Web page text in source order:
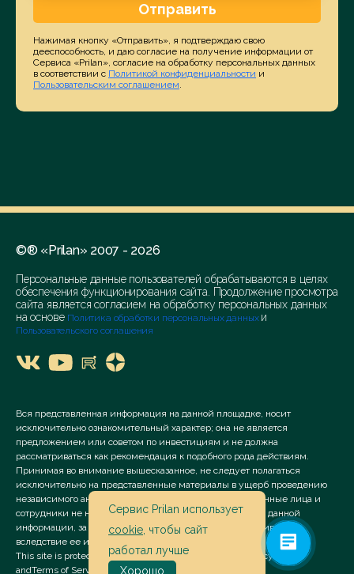
Отправить
Нажимая кнопку «Отправить», я подтверждаю свою
дееспособность, и даю согласие на получение информации от
Сервиса «Prilan», согласие на обработку персональных данных
в соответствии с Политикой конфиденциальности и
Пользовательским соглашением.
©® «Prilan» 2007 - 2026
Персональные данные пользователей обрабатываются в целях
обеспечения функционирования сайта. Продолжение просмотра
сайта является согласием на обработку персональных данных
на основе Политика обработки персональных данных и
Пользовательского соглашения
Вся представленная информация на данной площадке, носит
исключительно ознакомительный характер; она не является
предложением или советом по инвестициям и не должна
рассматриваться как рекомендация к подобного рода действиям.
Принимая во внимание вышесказанное, не следует полагаться
исключительно на представленные материалы в ущерб проведению
независимого анализа. Сервис «Prilan» его аффилированные лица и
сотрудники не несут ответственности за использование данной
информации, за прямой или косвенный ущерб, наступивший
вследствие ее использования.
This site is protected by reCAPTCHA and the Google
Privacy Policy
andTerms of Service apply.
Сервис Prilan использует
cookie , чтобы сайт
работал лучше
Хорошо